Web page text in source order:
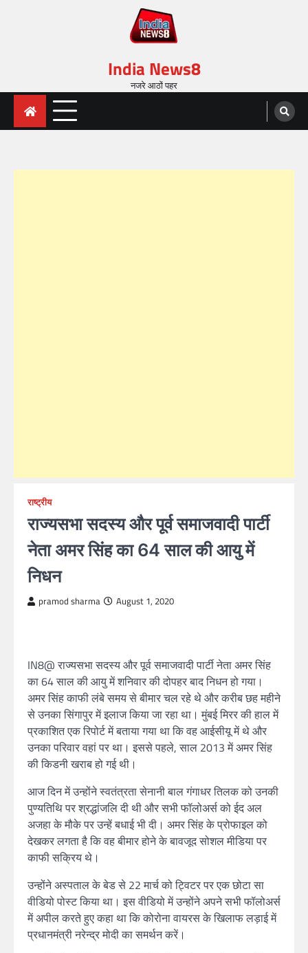
India News8
नजरे आठों पहर
राष्ट्रीय
राज्यसभा सदस्य और पूर्व समाजवादी पार्टी
नेता अमर सिंह का 64 साल की आयु में
निधन
pramod sharma August 1, 2020
IN8@ राज्यसभा सदस्य और पूर्व समाजवादी पार्टी नेता अमर सिंह
का 64 साल की आयु में शनिवार की दोपहर बाद निधन हो गया।
अमर सिंह काफी लंबे समय से बीमार चल रहे थे और करीब छह महीने
से उनका सिंगापुर में इलाज किया जा रहा था। मुंबई मिरर की हाल में
प्रकाशित एक रिपोर्ट में बताया गया था कि वह आईसीयू में थे और
उनका परिवार वहां पर था। इससे पहले, साल 2013 में अमर सिंह
की किडनी खराब हो गई थी।
आज दिन में उन्होंने स्वतंत्रता सेनानी बाल गंगाधर तिलक को उनकी
पुण्यतिथि पर श्रद्धांजलि दी थी और सभी फॉलोअर्स को ईद अल
अजहा के मौके पर उन्हें बधाई भी दी। अमर सिंह के प्रोफाइल को
देखकर लगता है कि वह बीमार होने के बावजूद सोशल मीडिया पर
काफी सक्रिय थे।
उन्होंने अस्पताल के बेड से 22 मार्च को ट्विटर पर एक छोटा सा
वीडियो पोस्ट किया था। इस वीडियो में उन्होंने अपने सभी फॉलोअर्स
में अपील करते हुए कहा था कि कोरोना वायरस के खिलाफ लड़ाई में
प्रधानमंत्री नरेन्द्र मोदी का समर्थन करें।